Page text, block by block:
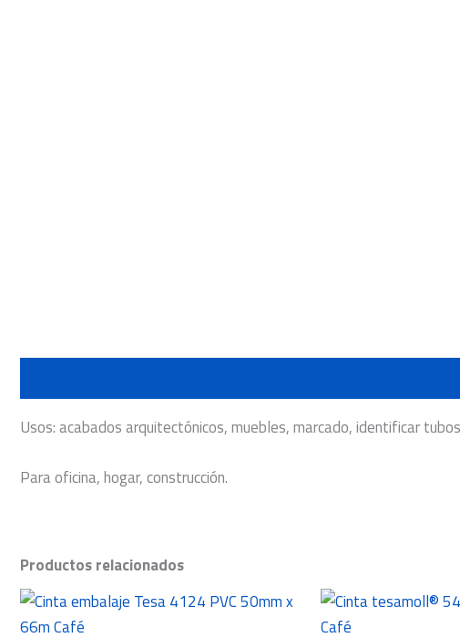
Usos: acabados arquitectónicos, muebles, marcado, identificar
Para oficina, hogar, construcción.
Productos relacionados